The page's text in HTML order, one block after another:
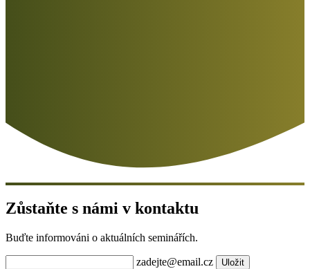
Zůstaňte s námi v kontaktu
Buďte informováni o aktuálních seminářích.
zadejte@email.cz Uložit